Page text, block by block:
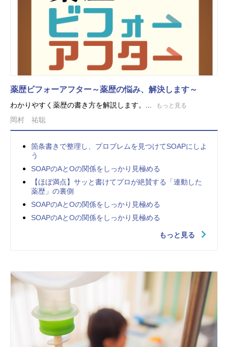
薬歴ビフォーアフター～薬歴の悩み、解決します～
わかりやすく薬歴の書き方を解説します。... もっと見る
岡村 祐聡
箇条書きで整理し、プロブレムを見つけてSOAPにしよ
う
SOAPのAとOの関係をしっかり見極める
【ほぼ満点】サッと書けてプロが絶賛する「連動した
薬歴」の裏側
SOAPのAとOの関係をしっかり見極める
SOAPのAとOの関係をしっかり見極める
もっと見る